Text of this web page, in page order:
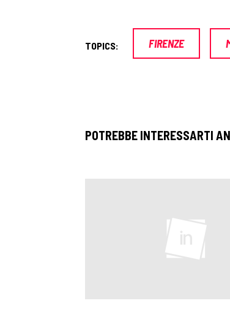
TOPICS: FIRENZE
POTREBBE INTERESSARTI